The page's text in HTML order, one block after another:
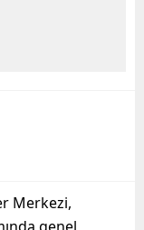
Merkezi,
genel